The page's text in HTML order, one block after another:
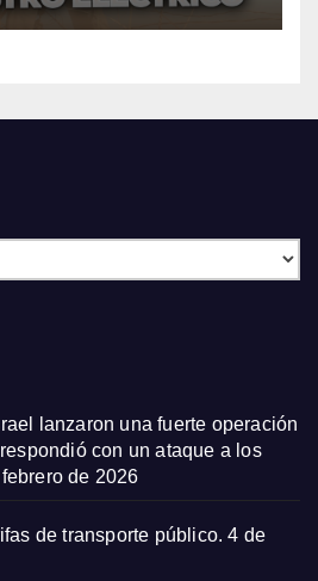
lanzaron una fuerte operación
con un ataque a los
de 2026
de transporte público. 4 de